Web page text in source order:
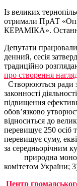
Із великих
отримали ПрАТ
КЕРАМІКА».
Депутати
денний, сесія
традиційно
про створення
Створюються ради
законності
підвищення
обов’язково
відноситься до
перевищує 250 осіб
перевищує суму,
за середньорічним
природна
комітетом України;
Центр